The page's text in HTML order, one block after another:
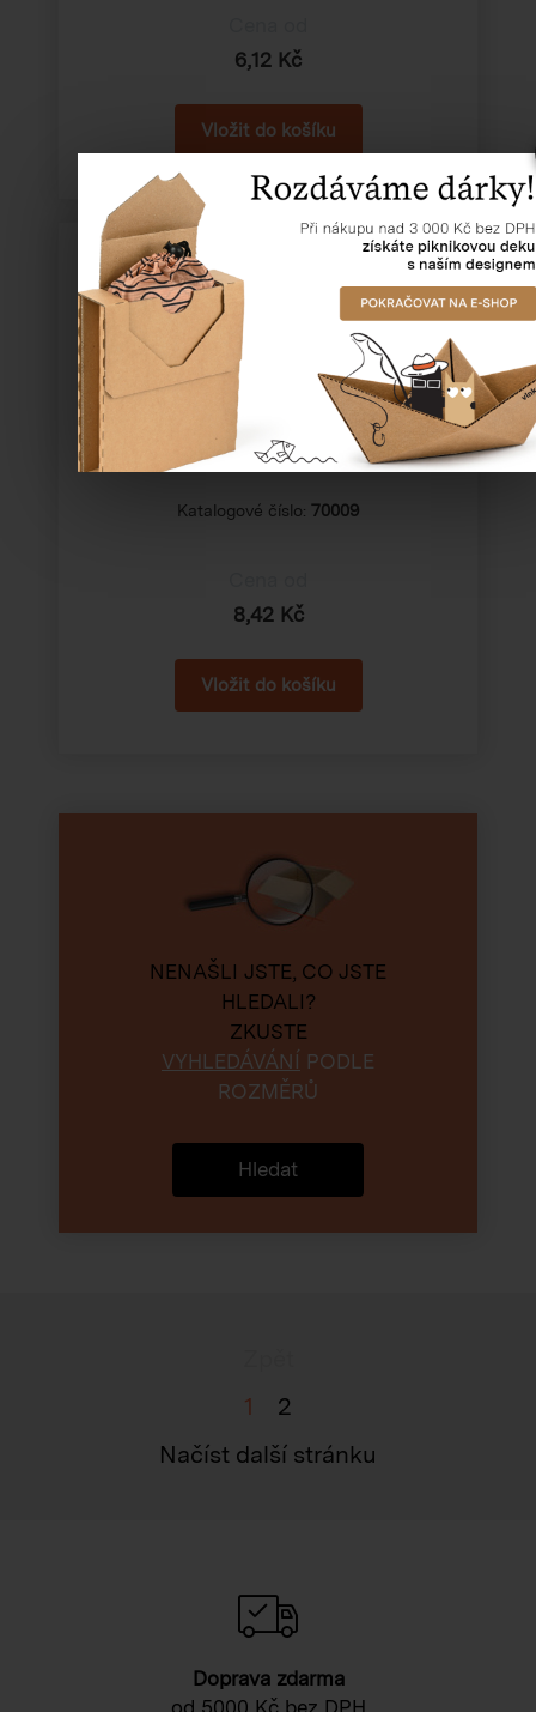
6,12 Kč
Obálka s bublinkovou fólií "9"
Katalogové číslo: 70009
8,42 Kč
NENAŠLI JSTE, CO JSTE
HLEDALI?
ZKUSTE
VYHLEDÁVÁNÍ PODLE
ROZMĚRŮ
Hledat
1
2
Načíst další stránku
Doprava zdarma
od 5000 Kč bez DPH